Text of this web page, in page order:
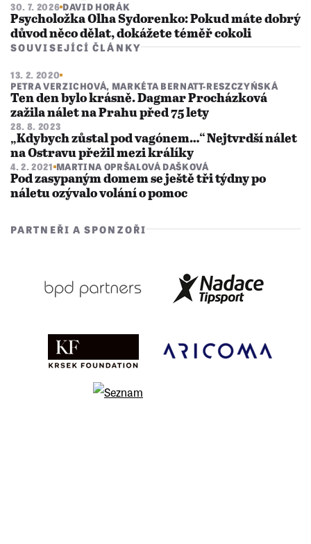
30. 7. 2026 DAVID HORÁK
Psycholožka Olha Sydorenko: Pokud máte dobrý
důvod něco dělat, dokážete téměř cokoli
SOUVISEJÍCÍ ČLÁNKY
13. 2. 2020
PETRA VERZICHOVÁ, MARKÉTA BERNATT-RESZCZYŃSKÁ
Ten den bylo krásně. Dagmar Procházková
zažila nálet na Prahu před 75 lety
28. 8. 2023
„Kdybych zůstal pod vagónem…“ Nejtvrdší nálet
na Ostravu přežil mezi králíky
4. 2. 2021 MARTINA OPRŠALOVÁ DAŠKOVÁ
Pod zasypaným domem se ještě tři týdny po
náletu ozývalo volání o pomoc
PARTNEŘI A SPONZOŘI